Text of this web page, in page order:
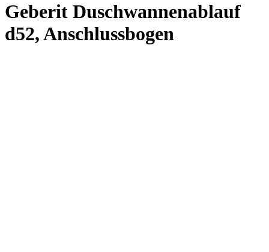
Geberit Duschwannenablauf
d52, Anschlussbogen